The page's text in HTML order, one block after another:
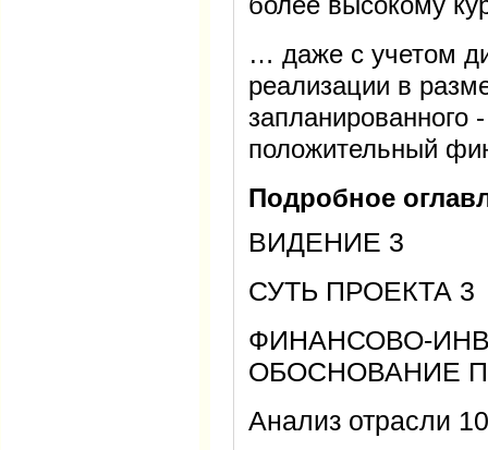
… даже с учетом
реализации в
запланированного
положительный
Подробное
ВИДЕНИЕ 3
СУТЬ ПРОЕКТА 3
ФИНАНСОВО-
ОБОСНОВАНИЕ
Анализ отрасли 10